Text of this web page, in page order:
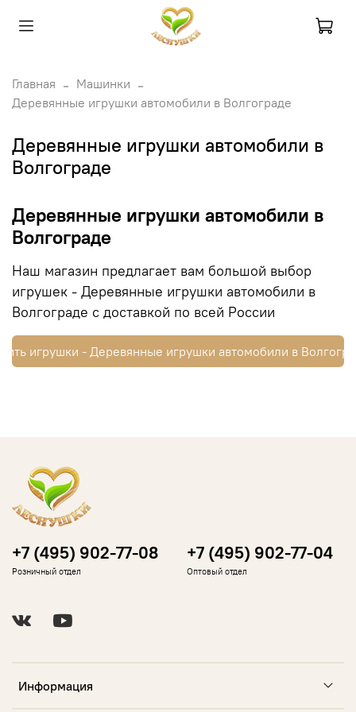
Главная
Машинки
Деревянные игрушки автомобили в Волгограде
Деревянные игрушки автомобили в
Волгограде
Деревянные игрушки автомобили в
Волгограде
Наш магазин предлагает вам большой выбор
игрушек - Деревянные игрушки автомобили в
Волгограде с доставкой по всей России
игрушки - Деревянные игрушки автомобили в
Информация
+7 (495) 902-77-08
Розничный отдел
+7 (495) 902-77-04
Оптовый отдел